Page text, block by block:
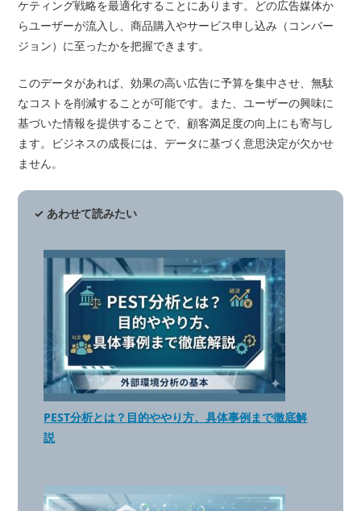
ケティング戦略を最適化することにあります。どの広告媒体か
らユーザーが流入し、商品購入やサービス申し込み（コンバー
ジョン）に至ったかを把握できます。
このデータがあれば、効果の高い広告に予算を集中させ、無駄
なコストを削減することが可能です。また、ユーザーの興味に
基づいた情報を提供することで、顧客満足度の向上にも寄与し
ます。ビジネスの成長には、データに基づく意思決定が欠かせ
ません。
✓ あわせて読みたい
PEST分析とは？目的ややり方、具体事例まで徹底解
説